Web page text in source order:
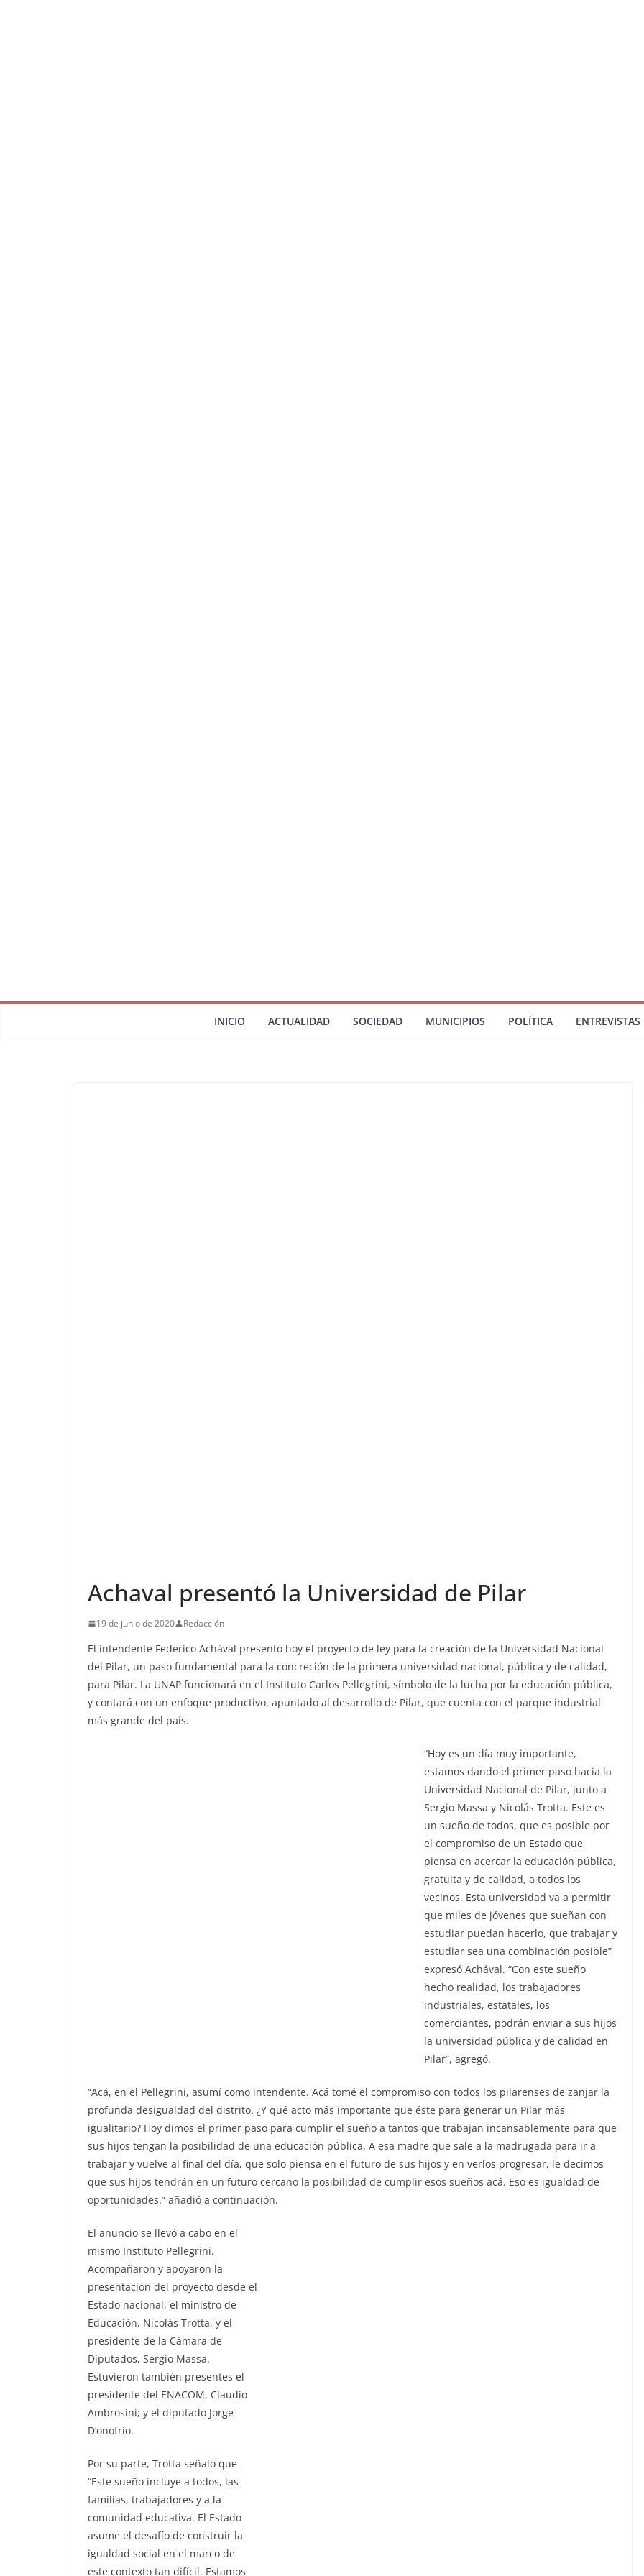
INICIO ACTUALIDAD SOCIEDAD MUNICIPIOS POLÍTICA ENTREVISTAS
Achaval presentó la Universidad de Pilar
19 de junio de 2020 Redacción
El intendente Federico Achával presentó hoy el proyecto de ley para la creación de la Universidad Nacional
del Pilar, un paso fundamental para la concreción de la primera universidad nacional, pública y de calidad,
para Pilar. La UNAP funcionará en el Instituto Carlos Pellegrini, símbolo de la lucha por la educación pública,
y contará con un enfoque productivo, apuntado al desarrollo de Pilar, que cuenta con el parque industrial
más grande del país.
“Hoy es un día muy importante,
estamos dando el primer paso hacia la
Universidad Nacional de Pilar, junto a
Sergio Massa y Nicolás Trotta. Este es
un sueño de todos, que es posible por
el compromiso de un Estado que
piensa en acercar la educación pública,
gratuita y de calidad, a todos los
vecinos. Esta universidad va a permitir
que miles de jóvenes que sueñan con
estudiar puedan hacerlo, que trabajar y
estudiar sea una combinación posible”
expresó Achával. “Con este sueño
hecho realidad, los trabajadores
industriales, estatales, los
comerciantes, podrán enviar a sus hijos
la universidad pública y de calidad en
Pilar”, agregó.
“Acá, en el Pellegrini, asumí como intendente. Acá tomé el compromiso con todos los pilarenses de zanjar la
profunda desigualdad del distrito. ¿Y qué acto más importante que éste para generar un Pilar más
igualitario? Hoy dimos el primer paso para cumplir el sueño a tantos que trabajan incansablemente para que
sus hijos tengan la posibilidad de una educación pública. A esa madre que sale a la madrugada para ir a
trabajar y vuelve al final del día, que solo piensa en el futuro de sus hijos y en verlos progresar, le decimos
que sus hijos tendrán en un futuro cercano la posibilidad de cumplir esos sueños acá. Eso es igualdad de
oportunidades.” añadió a continuación.
El anuncio se llevó a cabo en el
mismo Instituto Pellegrini.
Acompañaron y apoyaron la
presentación del proyecto desde el
Estado nacional, el ministro de
Educación, Nicolás Trotta, y el
presidente de la Cámara de
Diputados, Sergio Massa.
Estuvieron también presentes el
presidente del ENACOM, Claudio
Ambrosini; y el diputado Jorge
D’onofrio.
Por su parte, Trotta señaló que
“Este sueño incluye a todos, las
familias, trabajadores y a la
comunidad educativa. El Estado
asume el desafío de construir la
igualdad social en el marco de
este contexto tan difícil. Estamos